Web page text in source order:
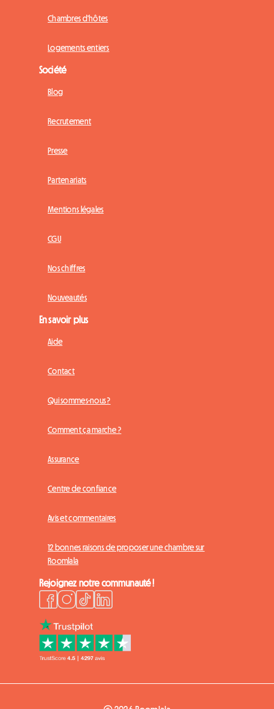
Chambres d'hôtes
Logements entiers
Société
Blog
Recrutement
Presse
Partenariats
Mentions légales
CGU
Nos chiffres
Nouveautés
En savoir plus
Aide
Contact
Qui sommes-nous ?
Comment ça marche ?
Assurance
Centre de confiance
Avis et commentaires
12 bonnes raisons de proposer une chambre sur
Roomlala
Rejoignez notre communauté !